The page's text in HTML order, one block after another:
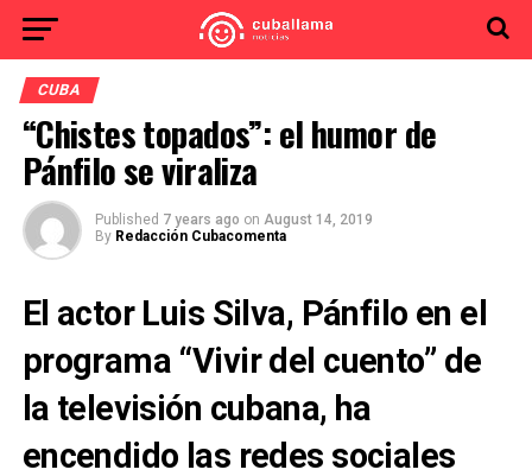
CUBA
“Chistes topados”: el humor de
Pánfilo se viraliza
Published 7 years ago on August 14, 2019
By Redacción Cubacomenta
El actor Luis Silva, Pánfilo en el
programa “Vivir del cuento” de
la televisión cubana, ha
encendido las redes sociales